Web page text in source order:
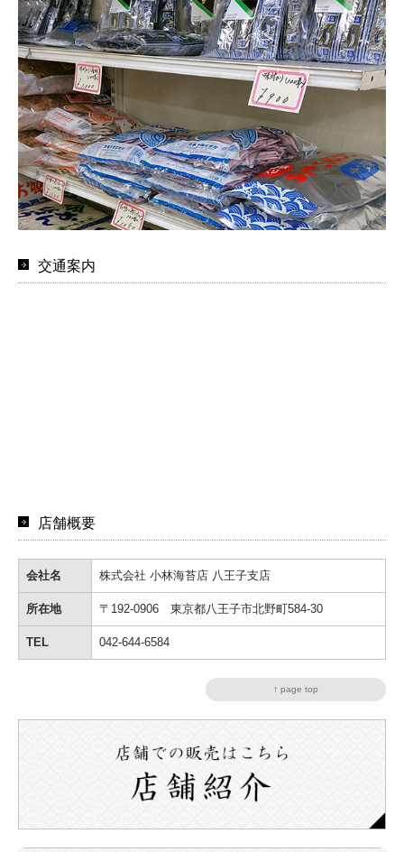
交通案内
店舗概要
会社名 株式会社 小林海苔店 八王子支店
所在地 〒192-0906 東京都八王子市北野町584-30
TEL 042-644-6584
↑ page top